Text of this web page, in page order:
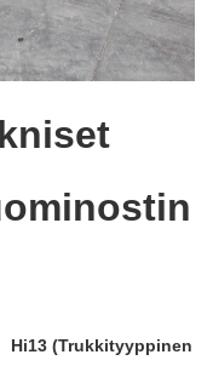
Hi13 (Trukkityyppinen